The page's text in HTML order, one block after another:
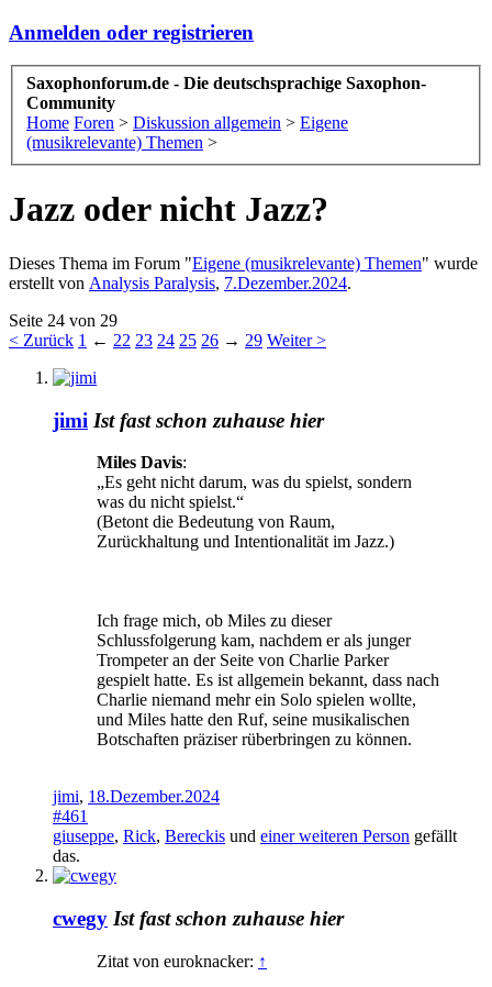
Anmelden oder registrieren
Saxophonforum.de - Die deutschsprachige Saxophon-
Community
Home Foren > Diskussion allgemein > Eigene
(musikrelevante) Themen >
Jazz oder nicht Jazz?
Dieses Thema im Forum "Eigene (musikrelevante) Themen" wurde
erstellt von Analysis Paralysis, 7.Dezember.2024.
Seite 24 von 29
< Zurück 1 ← 22 23 24 25 26 → 29 Weiter >
jimi Ist fast schon zuhause hier
Miles Davis:
„Es geht nicht darum, was du spielst, sondern
was du nicht spielst.“
(Betont die Bedeutung von Raum,
Zurückhaltung und Intentionalität im Jazz.)
Ich frage mich, ob Miles zu dieser
Schlussfolgerung kam, nachdem er als junger
Trompeter an der Seite von Charlie Parker
gespielt hatte. Es ist allgemein bekannt, dass nach
Charlie niemand mehr ein Solo spielen wollte,
und Miles hatte den Ruf, seine musikalischen
Botschaften präziser rüberbringen zu können.
jimi, 18.Dezember.2024
#461
giuseppe, Rick, Bereckis und einer weiteren Person gefällt
das.
cwegy Ist fast schon zuhause hier
Zitat von euroknacker: ↑